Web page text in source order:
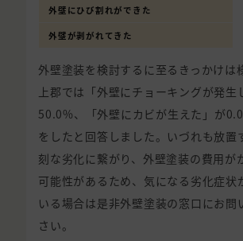
外壁にひび割れができた
外壁が剥がれてきた
外壁塗装を検討するに至るきっかけは
上郡では「外壁にチョーキングが発生
50.0%、「外壁にカビが生えた」が
をしたと回答しました。いづれも放置
刻な劣化に繋がり、外壁塗装の費用が
可能性があるため、気になる劣化症状
いる場合は是非外壁塗装の窓口にお問
さい。